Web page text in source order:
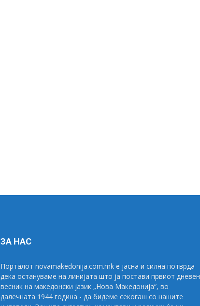
ЗА НАС
Порталот novamakedonija.com.mk е јасна и силна потврда
дека остануваме на линијата што ја постави првиот дневен
весник на македонски јазик „Нова Македонија“, во
далечната 1944 година - да бидеме секогаш со нашите